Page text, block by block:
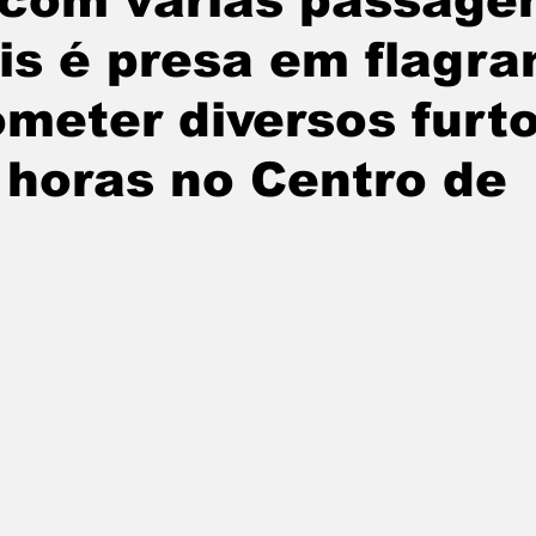
BRAGA Informe Coluna Nutricionista
é presa em
diversos
no Centro de